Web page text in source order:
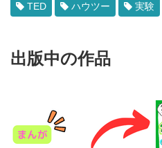
TED ハウツー 実験
出版中の作品